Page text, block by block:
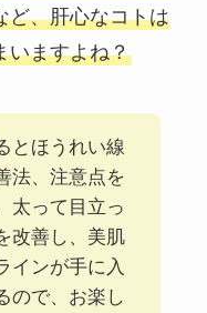
ど、肝心なコトは
いますよね？
とほうれい線
法、注意点を
太って目立っ
改善し、美肌
インが手に入
ので、お楽し